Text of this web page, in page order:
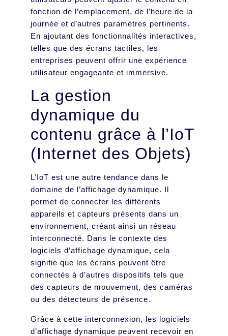
fonction de l’emplacement, de l’heure de la
journée et d’autres paramètres pertinents.
En ajoutant des fonctionnalités interactives,
telles que des écrans tactiles, les
entreprises peuvent offrir une expérience
utilisateur engageante et immersive.
La gestion
dynamique du
contenu grâce à l’IoT
(Internet des Objets)
L’IoT est une autre tendance dans le
domaine de l’affichage dynamique. Il
permet de connecter les différents
appareils et capteurs présents dans un
environnement, créant ainsi un réseau
interconnecté. Dans le contexte des
logiciels d’affichage dynamique, cela
signifie que les écrans peuvent être
connectés à d’autres dispositifs tels que
des capteurs de mouvement, des caméras
ou des détecteurs de présence.
Grâce à cette interconnexion, les logiciels
d’affichage dynamique peuvent recevoir en